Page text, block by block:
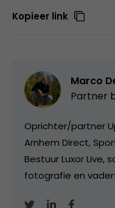
Kopieer link
Marco
Partner
Oprichter/partner
Arnhem Direct,
Bestuur Luxor Live,
fotografie en vader!